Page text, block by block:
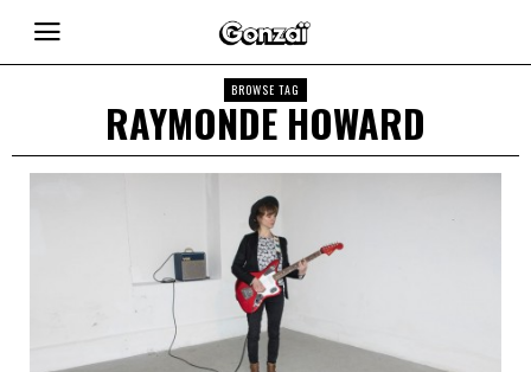
BROWSE TAG
RAYMONDE HOWARD